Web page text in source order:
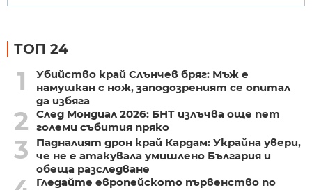
ТОП 24
1
Убийство край Слънчев бряг: Мъж е
намушкан с нож, заподозреният се опитал
да избяга
2
След Мондиал 2026: БНТ излъчва още пет
големи събития пряко
3
Падналият дрон край Кардам: Украйна увери,
че не е атакувала умишлено България и
обеща разследване
Гледайте европейското първенство по